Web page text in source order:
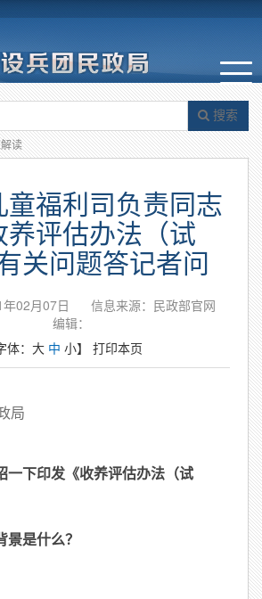
搜索
读
童福利司负责同志
养评估办法（试
关问题答记者问
02月07日
信息来源：民政部官网
编辑：
体： 大 中 小】 打印本页
局
一下印发《收养评估办法（试
景是什么？